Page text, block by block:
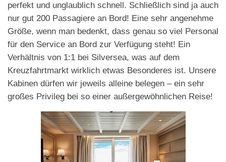
perfekt und unglaublich schnell. Schließlich sind ja auch
nur gut 200 Passagiere an Bord! Eine sehr angenehme
Größe, wenn man bedenkt, dass genau so viel Personal
für den Service an Bord zur Verfügung steht! Ein
Verhältnis von 1:1 bei Silversea, was auf dem
Kreuzfahrtmarkt wirklich etwas Besonderes ist. Unsere
Kabinen dürfen wir jeweils alleine belegen – ein sehr
großes Privileg bei so einer außergewöhnlichen Reise!